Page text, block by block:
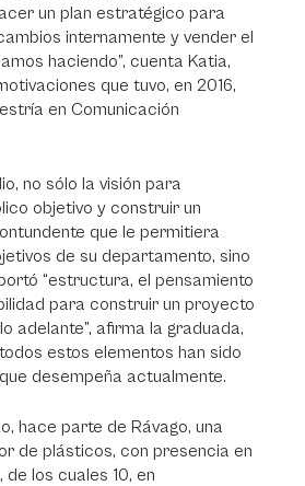
un plan estratégico para
internamente y vender el
haciendo”, cuenta Katia,
que tuvo, en 2016,
en Comunicación
no sólo la visión para
objetivo y construir un
que le permitiera
de su departamento, sino
“estructura, el pensamiento
para construir un proyecto
adelante”, afirma la graduada,
estos elementos han sido
desempeña actualmente.
hace parte de Rávago, una
de plásticos, con presencia en
los cuales 10, en